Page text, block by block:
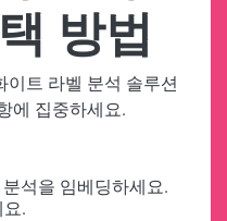
방법
이트 라벨 분석 솔루션
에 집중하세요.
석을 임베딩하세요.
.